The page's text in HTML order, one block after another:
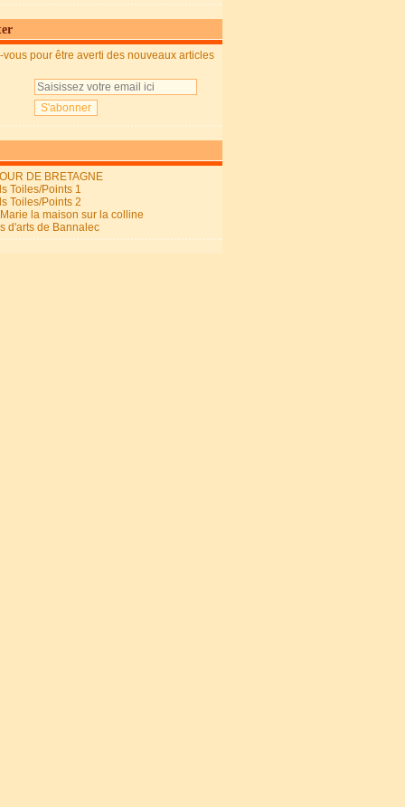
vous pour être averti des nouveaux articles
DE BRETAGNE
Toiles/Points 1
Toiles/Points 2
la maison sur la colline
d'arts de Bannalec